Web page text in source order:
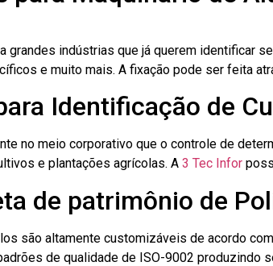
grandes indústrias que já querem identificar
e muito mais. A fixação pode ser feita
Identificação de
no meio corporativo que o controle de
e plantações agrícolas. A 3 Tec Infor
de patrimônio de
são altamente customizáveis de acordo
de qualidade de ISO-9002 produzindo